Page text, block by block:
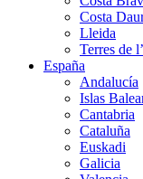
Costa
Lleida
Terres de
España
Andalucía
Islas
Cantabria
Cataluña
Euskadi
Galicia